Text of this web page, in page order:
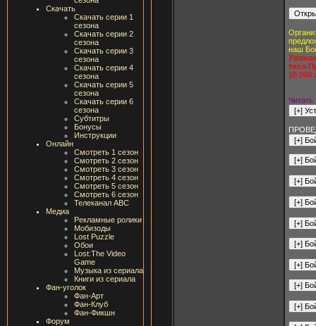
Скачать
Скачать серии 1
сезона
Скачать серии 2
сезона
Скачать серии 3
сезона
Скачать серии 4
сезона
Скачать серии 5
сезона
Скачать серии 6
сезона
Субтитры
Бонусы
Инструкции
Онлайн
Смотреть 1 сезон
Смотреть 2 сезон
Смотреть 3 сезон
Смотреть 4 сезон
Смотреть 5 сезон
Смотреть 6 сезон
Телеканал ABC
Медиа
Рекламные ролики
Мобизоды
Lost Puzzle
Обои
Lost:The Video
Game
Музыка из сериала
Книги из сериала
Фан-уголок
Фан-Арт
Фан-Клуб
Фан-Фикшн
Форум
наш
типа
10 000